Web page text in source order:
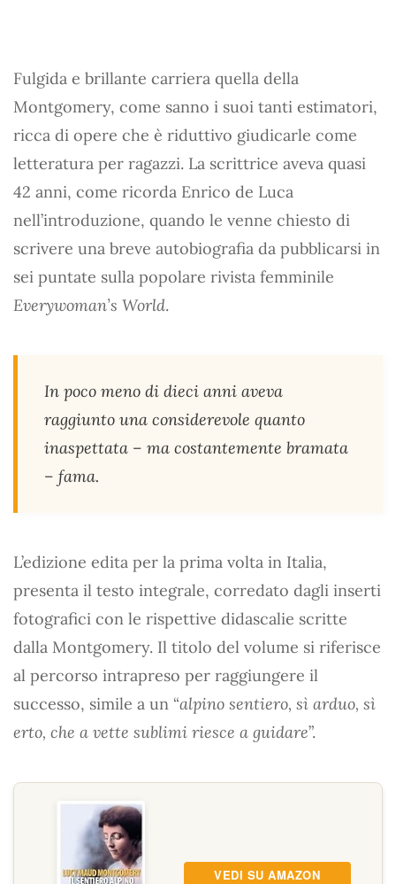
Fulgida e brillante carriera quella della
Montgomery, come sanno i suoi tanti estimatori,
ricca di opere che è riduttivo giudicarle come
letteratura per ragazzi. La scrittrice aveva quasi
42 anni, come ricorda Enrico de Luca
nell’introduzione, quando le venne chiesto di
scrivere una breve autobiografia da pubblicarsi in
sei puntate sulla popolare rivista femminile
Everywoman’s World.
In poco meno di dieci anni aveva
raggiunto una considerevole quanto
inaspettata – ma costantemente bramata
– fama.
L’edizione edita per la prima volta in Italia,
presenta il testo integrale, corredato dagli inserti
fotografici con le rispettive didascalie scritte
dalla Montgomery. Il titolo del volume si riferisce
al percorso intrapreso per raggiungere il
successo, simile a un “alpino sentiero, sì arduo, sì
erto, che a vette sublimi riesce a guidare”.
VEDI SU AMAZON